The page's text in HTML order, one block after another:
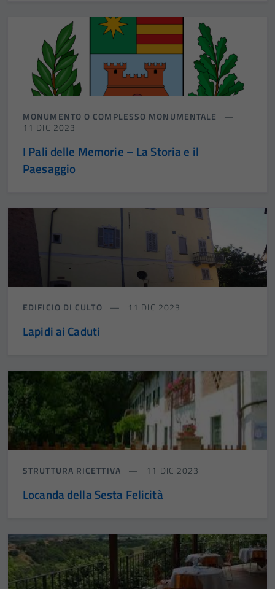
MONUMENTO O COMPLESSO MONUMENTALE
11 DIC 2023
I Pali delle Memorie – La Storia e il
Paesaggio
EDIFICIO DI CULTO 11 DIC 2023
Lapidi ai Caduti
STRUTTURA RICETTIVA 11 DIC 2023
Locanda della Sesta Felicità
sono necessari
per il
funzionamento